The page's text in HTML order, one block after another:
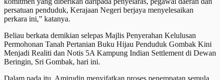
persatuan penduduk, Kerajaan Negeri berjaya menyelesaikan
perkara ini,” katanya.
Beliau berkata demikian selepas Majlis Penyerahan Kelulusan
Permohonan Tanah Pertanian Buku Hijau Penduduk Gombak Kini
Menjadi Realiti dan Notis 5A Kampung Indian Settlement di Dewan
Beringin, Sri Gombak, hari ini.
Dalam pada itu, Amirudin menyifatkan proses penempatan semula